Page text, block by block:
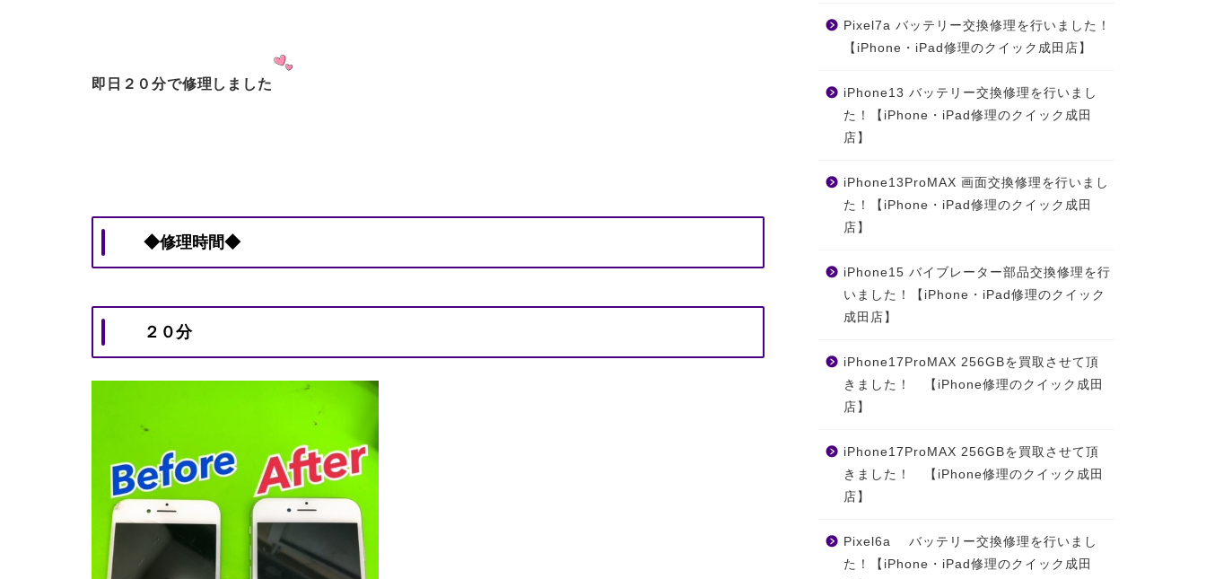
即日２０分で修理しました
◆修理時間◆
２０分
Pixel7a バッテリー交換修理を行いました！
【iPhone・iPad修理のクイック成田店】
iPhone13 バッテリー交換修理を行いまし
た！【iPhone・iPad修理のクイック成田
店】
iPhone13ProMAX 画面交換修理を行いまし
た！【iPhone・iPad修理のクイック成田
店】
iPhone15 バイブレーター部品交換修理を行
いました！【iPhone・iPad修理のクイック
成田店】
iPhone17ProMAX 256GBを買取させて頂
きました！ 【iPhone修理のクイック成田
店】
iPhone17ProMAX 256GBを買取させて頂
きました！ 【iPhone修理のクイック成田
店】
Pixel6a バッテリー交換修理を行いまし
た！【iPhone・iPad修理のクイック成田